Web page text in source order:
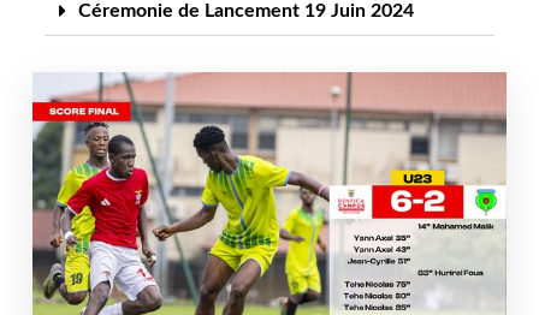
Céremonie de Lancement 19 Juin 2024